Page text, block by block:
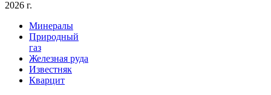
2026 г.
Минералы
Природный
газ
Железная руда
Известняк
Кварцит